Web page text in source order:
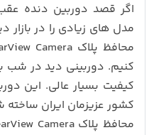
اگر قصد دوربین دنده
مدل های زیادی را در بازار
کیفیت بسیار عالی. این
کشور عزیزمان ایران